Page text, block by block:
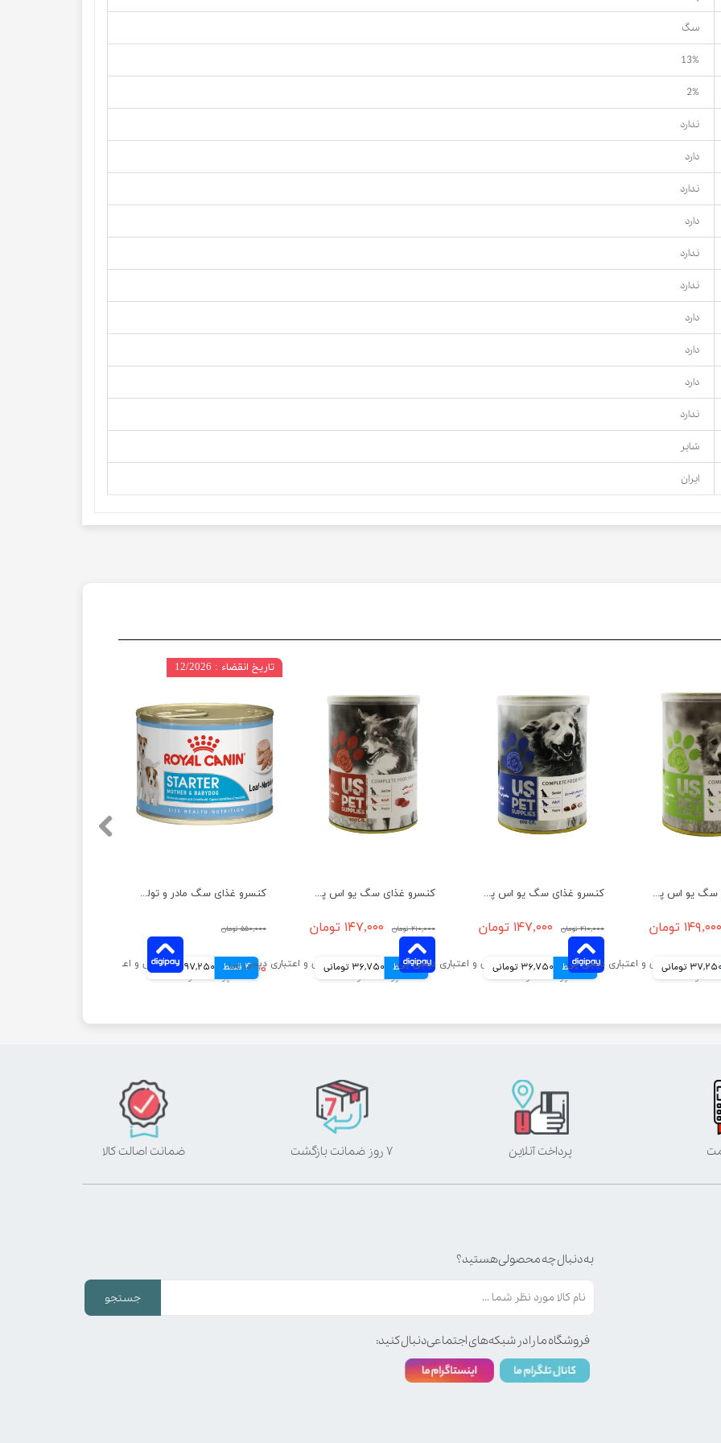
سگ
13%
2%
ندارد
دارد
ندارد
دارد
ندارد
ندارد
دارد
دارد
دارد
ندارد
شایر
ایران
کنسرو غذای سگ مادر و توله استارتر رویال کنین وزن ۱۹۵ گرم
۵۵۰,۰۰۰ تومان
۳۸۹,۰۰۰ تومان
4 قسط 97,250 تومانی
تاریخ انقضاء : 12/2026
کنسرو غذای سگ یو اس پت مدل گوشت وزن 400 گرم
۲۱۰,۰۰۰ تومان ۱۴۷,۰۰۰ تومان
4 قسط 36,750 تومانی
کنسرو غذای سگ یو اس پت مدل گوشت گوساله و مرغ وزن 400 گرم
۲۱۰,۰۰۰ تومان ۱۴۷,۰۰۰ تومان
4 قسط 36,750 تومانی
کنسرو غذای سگ یو اس پت مدل بره و سیرابی و کدو حلوایی وزن 400 گرم
۱۴۹,۰۰۰ تومان
تومانی
پرداخت آنلاین ۷ روز ضمانت بازگشت ضمانت اصالت کالا
به دنبال چه محصولی هستید؟
جستجو
فروشگاه ما را در شبکه‌های اجتماعی دنبال کنید: